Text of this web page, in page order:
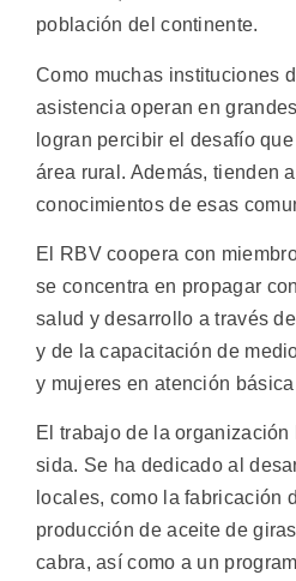
población del continente.
Como muchas instituciones
asistencia operan en
logran percibir el desafío
área rural. Además, tienden
conocimientos de esas
El RBV coopera con
se concentra en propagar
salud y desarrollo a través
y de la capacitación de
y mujeres en atención
El trabajo de la organización
sida. Se ha dedicado al
locales, como la fabricación
producción de aceite de
cabra, así como a un